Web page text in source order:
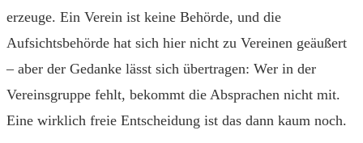
erzeuge. Ein Verein ist keine Behörde, und die
Aufsichtsbehörde hat sich hier nicht zu Vereinen geäußert
– aber der Gedanke lässt sich übertragen: Wer in der
Vereinsgruppe fehlt, bekommt die Absprachen nicht mit.
Eine wirklich freie Entscheidung ist das dann kaum noch.